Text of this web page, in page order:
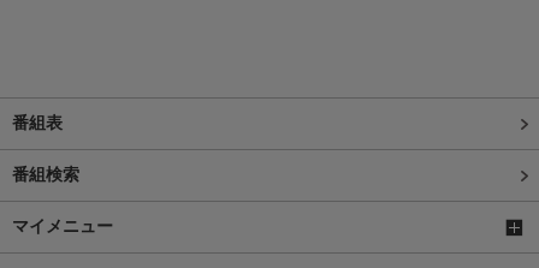
番組表
番組検索
マイメニュー